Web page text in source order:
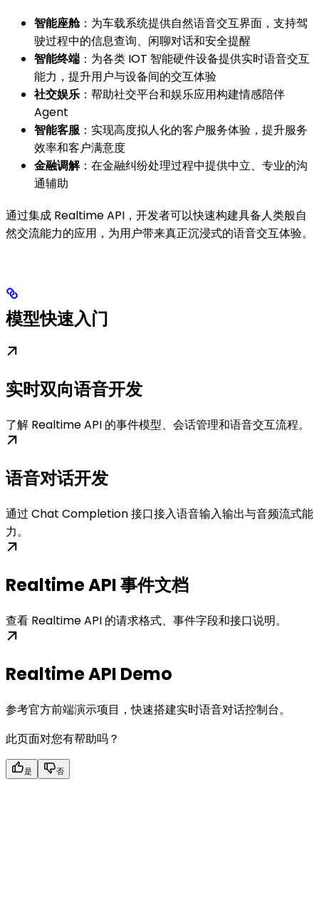
智能座舱：为车载系统提供自然语音交互界面，支持驾
驶过程中的信息查询、闲聊对话和安全提醒
智能终端 ：为各类 IOT 智能硬件设备提供实时语音交互
能力，提升用户与设备间的交互体验
社交娱乐 ：帮助社交平台和娱乐应用构建情感陪伴
Agent
智能客服 ：实现高度拟人化的客户服务体验，提升服务
效率和客户满意度
金融调解：在金融纠纷处理过程中提供中立、专业的沟
通辅助
通过集成 Realtime API，开发者可以快速构建具备人类般自
然交流能力的应用，为用户带来真正沉浸式的语音交互体验。
模型快速入门
实时双向语音开发
了解 Realtime API 的事件模型、会话管理和语音交互流程。
语音对话开发
通过 Chat Completion 接口接入语音输入输出与音频流式能
力。
Realtime API 事件文档
查看 Realtime API 的请求格式、事件字段和接口说明。
Realtime API Demo
参考官方前端演示项目，快速搭建实时语音对话控制台。
此页面对您有帮助吗？
是 否